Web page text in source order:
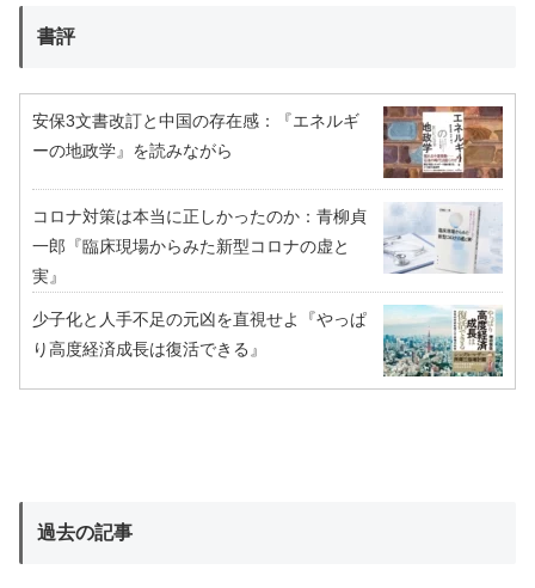
書評
安保3文書改訂と中国の存在感：『エネルギ
ーの地政学』を読みながら
コロナ対策は本当に正しかったのか：青柳貞
一郎『臨床現場からみた新型コロナの虚と
実』
少子化と人手不足の元凶を直視せよ『やっぱ
り高度経済成長は復活できる』
過去の記事